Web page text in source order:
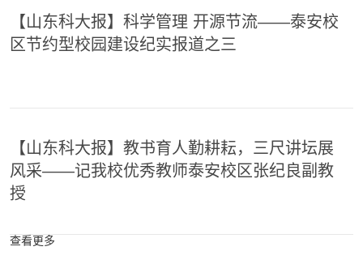
【山东科大报】科学管理 开源节流——泰安校
区节约型校园建设纪实报道之三
【山东科大报】教书育人勤耕耘，三尺讲坛展
风采——记我校优秀教师泰安校区张纪良副教
授
查看更多